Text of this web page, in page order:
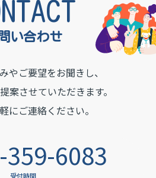
い合わせ
やご要望をお聞きし、
案させていただきます。
にご連絡ください。
359-6083
受付時間